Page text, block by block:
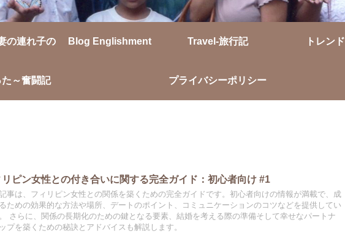
の連れ子の
～奮闘記
Blog Englishment Travel-旅行記 トレンド
プライバシーポリシー
リピン女性との付き合いに関する完全ガイド：初心者向け #1
事は、フィリピン女性との関係を築くための完全ガイドです。初心者向けの情報が満載で、成
ための効果的な方法や場所、デートのポイント、コミュニケーションのコツなどを提供してい
さらに、関係の長期化のための鍵となる要素、結婚を考える際の準備そして幸せなパートナ
プを築くための秘訣とアドバイスも解説します。